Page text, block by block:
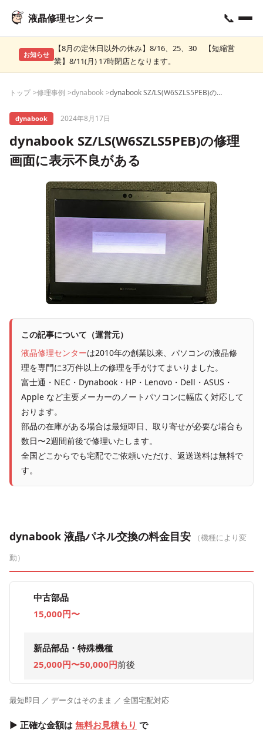
液晶修理センター 📞
お知らせ
【8月の定休日以外の休み】8/16、25、30 【短縮営
業】8/11(月) 17時閉店となります。
トップ 修理事例 dynabook dynabook SZ/LS(W6SZLS5PEB)の修理 画面に表示不良がある
dynabook 2024年8月17日
dynabook SZ/LS(W6SZLS5PEB)の修理
画面に表示不良がある
この記事について（運営元）
液晶修理センターは2010年の創業以来、パソコンの液晶修
理を専門に3万件以上の修理を手がけてまいりました。
富士通・NEC・Dynabook・HP・Lenovo・Dell・ASUS・
Apple など主要メーカーのノートパソコンに幅広く対応して
おります。
部品の在庫がある場合は最短即日、取り寄せが必要な場合も
数日〜2週間前後で修理いたします。
全国どこからでも宅配でご依頼いただけ、返送送料は無料で
す。
dynabook 液晶パネル交換の料金目安
（機種により変
動）
中古部品
15,000円〜
新品部品・特殊機種
25,000円〜50,000円前後
最短即日 ／ データはそのまま ／ 全国宅配対応
▶ 正確な金額は 無料お見積もり で